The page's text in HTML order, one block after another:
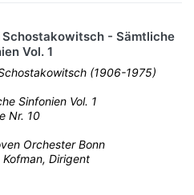
Schostakowitsch - Sämtliche
Vol. 1
(1906-1975)
Sinfonien Vol. 1
Nr. 10
Orchester Bonn
Kofman, Dirigent